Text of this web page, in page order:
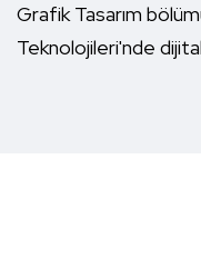
Grafik Tasarım
Teknolojileri'nde